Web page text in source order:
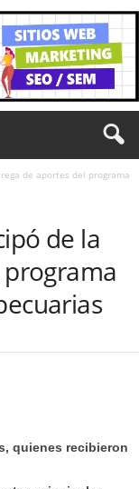
de aportes del programa
de la
quienes recibieron